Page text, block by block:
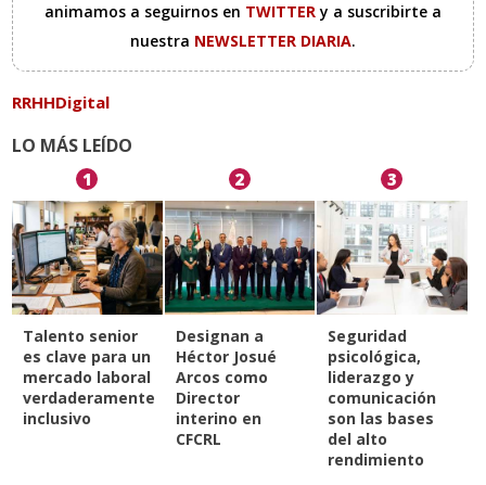
animamos a seguirnos en TWITTERy a suscribirte a
nuestra NEWSLETTER DIARIA.
RRHHDigital
LO MÁS LEÍDO
1
Talento senior
es clave para un
mercado laboral
verdaderamente
inclusivo
2
Designan a
Héctor Josué
Arcos como
Director
interino en
CFCRL
3
Seguridad
psicológica,
liderazgo y
comunicación
son las bases
del alto
rendimiento